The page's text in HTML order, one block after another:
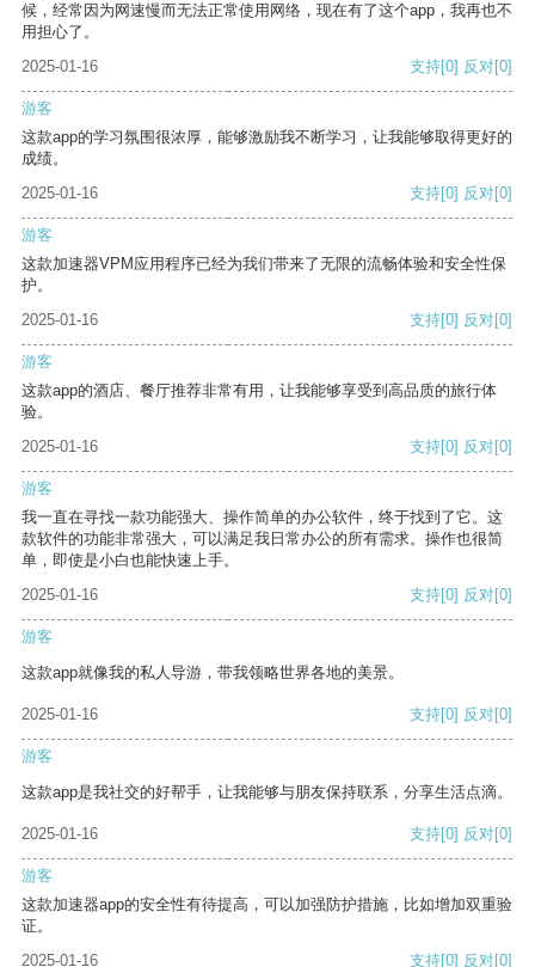
候，经常因为网速慢而无法正常使用网络，现在有了这个app，我再也不
用担心了。
2025-01-16
支持[0] 反对[0]
游客
这款app的学习氛围很浓厚，能够激励我不断学习，让我能够取得更好的
成绩。
2025-01-16
支持[0] 反对[0]
游客
这款加速器VPM应用程序已经为我们带来了无限的流畅体验和安全性保
护。
2025-01-16
支持[0] 反对[0]
游客
这款app的酒店、餐厅推荐非常有用，让我能够享受到高品质的旅行体
验。
2025-01-16
支持[0] 反对[0]
游客
我一直在寻找一款功能强大、操作简单的办公软件，终于找到了它。这
款软件的功能非常强大，可以满足我日常办公的所有需求。操作也很简
单，即使是小白也能快速上手。
2025-01-16
支持[0] 反对[0]
游客
这款app就像我的私人导游，带我领略世界各地的美景。
2025-01-16 支持[0] 反对[0]
游客
这款app是我社交的好帮手，让我能够与朋友保持联系，分享生活点滴。
2025-01-16 支持[0] 反对[0]
游客
这款加速器app的安全性有待提高，可以加强防护措施，比如增加双重验
证。
2025-01-16
支持[0] 反对[0]